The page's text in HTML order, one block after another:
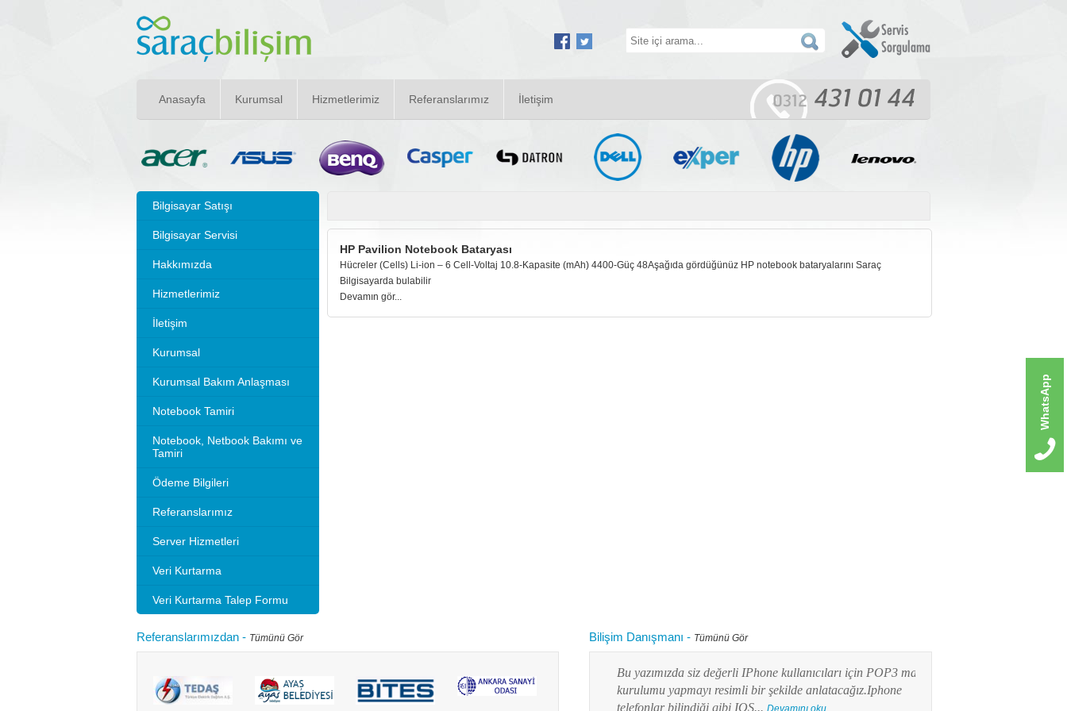
Anasayfa Kurumsal Hizmetlerimiz Referanslarımız İletişim
Bilgisayar Satışı
Bilgisayar Servisi
Hakkımızda
Hizmetlerimiz
İletişim
Kurumsal
Kurumsal Bakım Anlaşması
Notebook Tamiri
Notebook, Netbook Bakımı ve
Tamiri
Ödeme Bilgileri
Referanslarımız
Server Hizmetleri
Veri Kurtarma
Veri Kurtarma Talep Formu
HP Pavilion Notebook Bataryası
Hücreler (Cells) Li-ion – 6 Cell-Voltaj 10.8-Kapasite (mAh) 4400-Güç 48Aşağıda gördüğünüz HP notebook bataryalarını Saraç
Bilgisayarda bulabilir
Devamın gör...
Referanslarımızdan - Tümünü Gör Bilişim Danışmanı - Tümünü Gör
sürümleri de benzer ayarlar ile
Resimlerin üzerine tıklay...
hızlandırırım" diye aklınızdan zaman zaman bu soru
Bu yazımızda siz değerli IPhone kullanıcıları için POP3 mail
kurulumu yapmayı resimli bir şekilde anlatacağız.Iphone
telefonlar bilindiği gibi IOS...Devamını oku...
WhatsApp